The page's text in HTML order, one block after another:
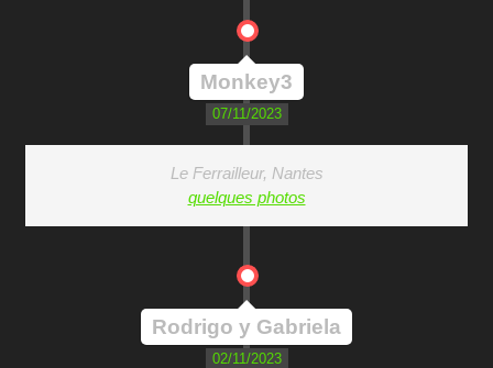
Monkey3
07/11/2023
Le Ferrailleur, Nantes
quelques photos
Rodrigo y Gabriela
02/11/2023